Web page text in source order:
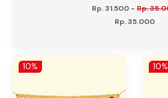
Rp. 31.500 - Rp.
Rp. 35.000
10% 10%